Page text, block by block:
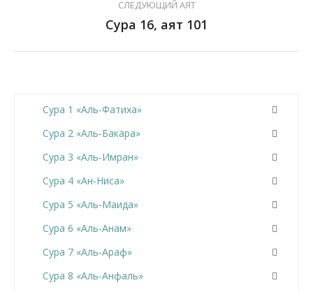
СЛЕДУЮЩИЙ АЯТ
Сура 16, аят 101
Сура 1 «Аль-Фатиха»
Сура 2 «Аль-Бакара»
Сура 3 «Аль-Имран»
Сура 4 «Ан-Ниса»
Сура 5 «Аль-Маида»
Сура 6 «Аль-Анам»
Сура 7 «Аль-Араф»
Сура 8 «Аль-Анфаль»